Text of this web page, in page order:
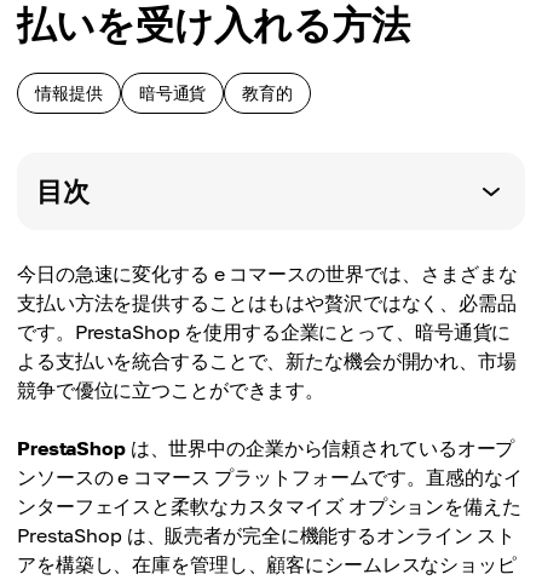
払いを受け入れる方法
情報提供 暗号通貨 教育的
目次
今日の急速に変化する e コマースの世界では、さまざまな
支払い方法を提供することはもはや贅沢ではなく、必需品
です。PrestaShop を使用する企業にとって、暗号通貨に
よる支払いを統合することで、新たな機会が開かれ、市場
競争で優位に立つことができます。
PrestaShopは、世界中の企業から信頼されているオープ
ンソースの e コマース プラットフォームです。直感的なイ
ンターフェイスと柔軟なカスタマイズ オプションを備えた
PrestaShop は、販売者が完全に機能するオンライン スト
アを構築し、在庫を管理し、顧客にシームレスなショッピ